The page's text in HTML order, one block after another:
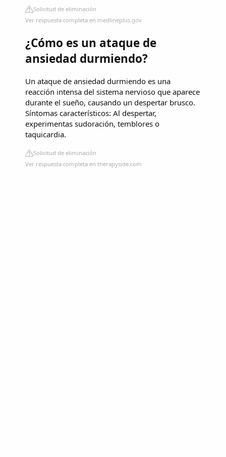
Solicitud de eliminación
Ver respuesta completa en medlineplus.gov
¿Cómo es un ataque de
ansiedad durmiendo?
Un ataque de ansiedad durmiendo es una
reacción intensa del sistema nervioso que aparece
durante el sueño, causando un despertar brusco.
Síntomas característicos: Al despertar,
experimentas sudoración, temblores o
taquicardia.
Solicitud de eliminación
Ver respuesta completa en therapyside.com